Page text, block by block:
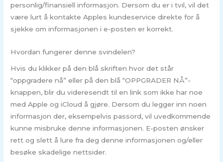
personlig/finansiell informasjon. Dersom du er i tvil, vil det
være lurt å kontakte Apples kundeservice direkte for å
sjekke om informasjonen i e-posten er korrekt.
Hvordan fungerer denne svindelen?
Hvis du klikker på den blå skriften hvor det står
“oppgradere nå” eller på den blå “OPPGRADER NÅ”-
knappen, blir du videresendt til en link som ikke har noe
med Apple og iCloud å gjøre. Dersom du legger inn noen
informasjon der, eksempelvis passord, vil uvedkommende
kunne misbruke denne informasjonen. E-posten ønsker
rett og slett å lure fra deg denne informasjonen og/eller
besøke skadelige nettsider.